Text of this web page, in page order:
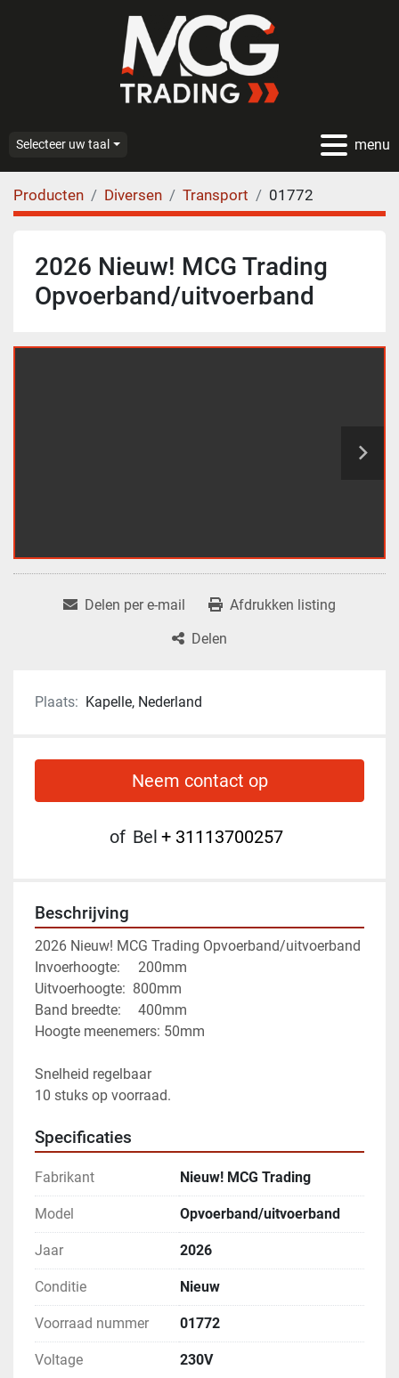
menu
Selecteer uw taal
Producten Diversen Transport 01772
2026 Nieuw! MCG Trading
Opvoerband/uitvoerband
Delen per e-mail
Afdrukken listing
Delen
Plaats: Kapelle, Nederland
Neem contact op
of Bel + 31113700257
Beschrijving
2026 Nieuw! MCG Trading Opvoerband/uitvoerband
Invoerhoogte:	 200mm
Uitvoerhoogte:  800mm
Band breedte:	 400mm
Hoogte meenemers: 50mm
Snelheid regelbaar
10 stuks op voorraad.
Specificaties
Fabrikant Nieuw! MCG Trading
Model Opvoerband/uitvoerband
Jaar 2026
Conditie Nieuw
Voorraad nummer 01772
Voltage 230V